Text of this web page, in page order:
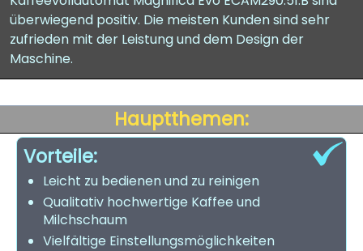
überwiegend positiv. Die meisten Kunden sind sehr
zufrieden mit der Leistung und dem Design der
Maschine.
Hauptthemen:
Vorteile:
Leicht zu bedienen und zu reinigen
Qualitativ hochwertige Kaffee und
Milchschaum
Vielfältige Einstellungsmöglichkeiten